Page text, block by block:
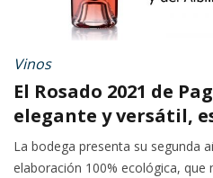
Vinos
El Rosado 2021 de
elegante y versátil,
La bodega presenta su segunda
elaboración 100% ecológica, que